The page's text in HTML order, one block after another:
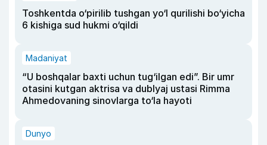
Toshkentda o‘pirilib tushgan yo‘l qurilishi bo‘yicha
6 kishiga sud hukmi o‘qildi
Madaniyat
“U boshqalar baxti uchun tug‘ilgan edi”. Bir umr
otasini kutgan aktrisa va dublyaj ustasi Rimma
Ahmedovaning sinovlarga to‘la hayoti
Dunyo